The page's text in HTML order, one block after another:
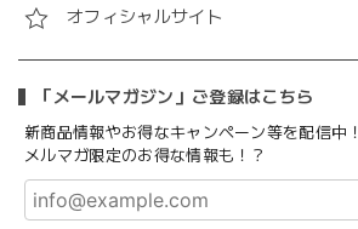
オフィシャルサイト
「メールマガジン」ご登録はこちら
新商品情報やお得なキャンペーン等を配信中！
メルマガ限定のお得な情報も！？